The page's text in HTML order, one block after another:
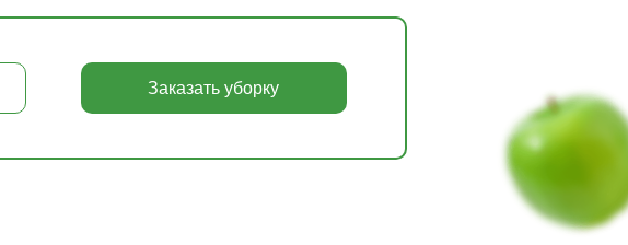
Заказать уборку